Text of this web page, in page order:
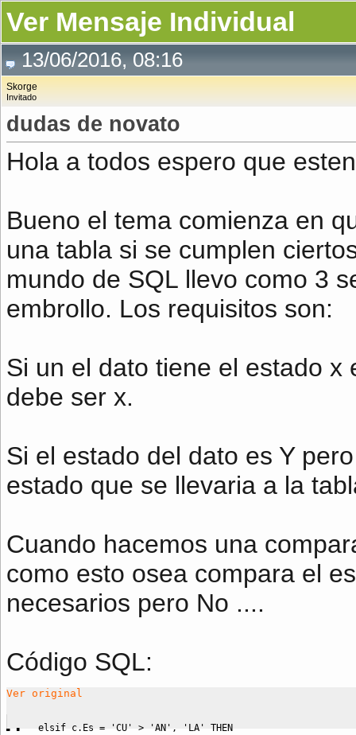
Ver Mensaje Individual
13/06/2016, 08:16
Skorge
Invitado
dudas de novato
Hola a todos espero que
Bueno el tema comienza en
una tabla si se cumplen
mundo de SQL llevo como 3
embrollo. Los requisitos son:
Si un el dato tiene el estado
debe ser x.
Si el estado del dato es Y
estado que se llevaria a la
Cuando hacemos una
como esto osea compara el
necesarios pero No ....
Código SQL:
Ver original
elsif c. Es = 'CU' > 'AN' , 'LA' THEN